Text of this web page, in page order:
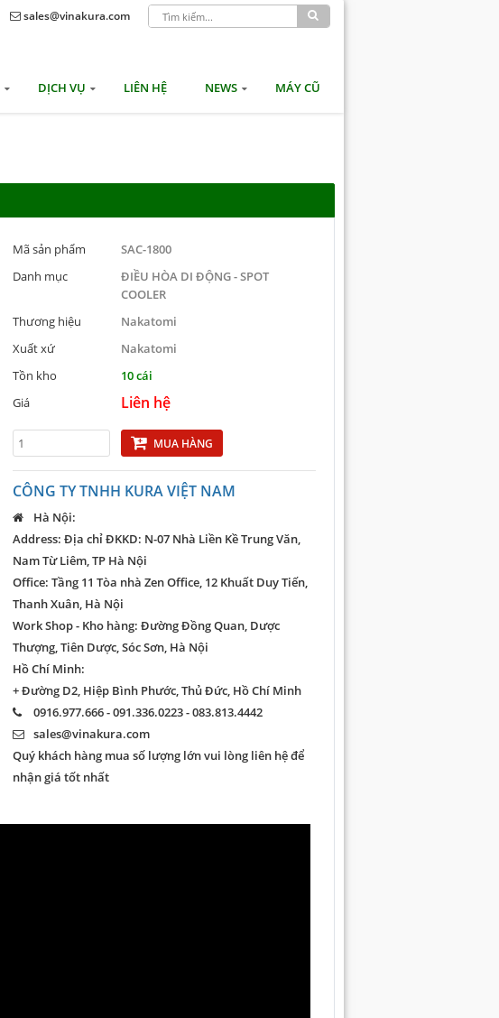
sales@vinakura.com
DỊCH VỤ LIÊN HỆ NEWS MÁY CŨ
Mã sản phẩm
SAC-1800
Danh mục
ĐIỀU HÒA DI ĐỘNG - SPOT
COOLER
Thương hiệu
Nakatomi
Xuất xứ
Nakatomi
Tồn kho
10 cái
Giá
Liên hệ
MUA HÀNG
CÔNG TY TNHH KURA VIỆT NAM
Hà Nội:
Address: Địa chỉ ĐKKD: N-07 Nhà Liền Kề Trung Văn,
Nam Từ Liêm, TP Hà Nội
Office: Tầng 11 Tòa nhà Zen Office, 12 Khuất Duy Tiến,
Thanh Xuân, Hà Nội
Work Shop - Kho hàng: Đường Đồng Quan, Dược
Thượng, Tiên Dược, Sóc Sơn, Hà Nội
Hồ Chí Minh:
+ Đường D2, Hiệp Bình Phước, Thủ Đức, Hồ Chí Minh
0916.977.666 - 091.336.0223 - 083.813.4442
sales@vinakura.com
Quý khách hàng mua số lượng lớn vui lòng liên hệ để
nhận giá tốt nhất